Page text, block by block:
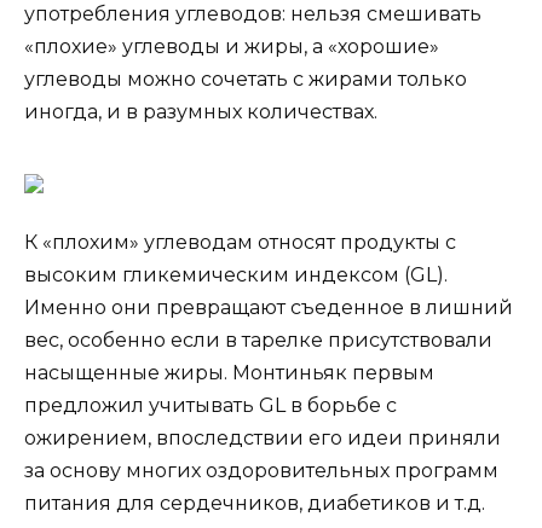
употребления углеводов: нельзя смешивать
«плохие» углеводы и жиры, а «хорошие»
углеводы можно сочетать с жирами только
иногда, и в разумных количествах.
К «плохим» углеводам относят продукты с
высоким гликемическим индексом (GL).
Именно они превращают съеденное в лишний
вес, особенно если в тарелке присутствовали
насыщенные жиры. Монтиньяк первым
предложил учитывать GL в борьбе с
ожирением, впоследствии его идеи приняли
за основу многих оздоровительных программ
питания для сердечников, диабетиков и т.д.